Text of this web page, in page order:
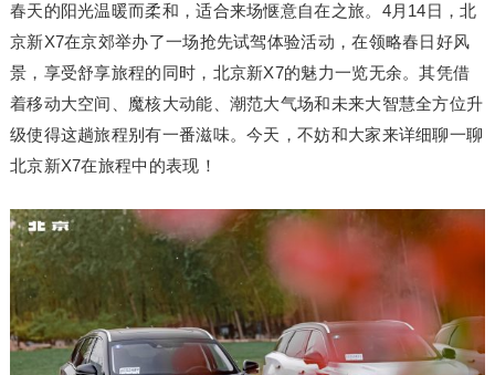
春天的阳光温暖而柔和，适合来场惬意自在之旅。4月14日，北
京新X7在京郊举办了一场抢先试驾体验活动，在领略春日好风
景，享受舒享旅程的同时，北京新X7的魅力一览无余。其凭借
着移动大空间、魔核大动能、潮范大气场和未来大智慧全方位升
级使得这趟旅程别有一番滋味。今天，不妨和大家来详细聊一聊
北京新X7在旅程中的表现！